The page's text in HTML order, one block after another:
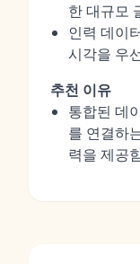
한 대규모
인력 데이
시각을 우
추천 이유
통합된 데
를 연결하
력을 제공